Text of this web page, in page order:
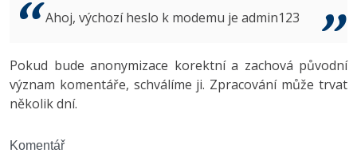
Copywriter
WordPress specialista
Algoritmy -41%
Umělá inteligence (AI) -10%
Windows
Fórum
Ahoj, výchozí heslo k modemu je admin123
Pokud bude anonymizace korektní a zachová původní
význam komentáře, schválíme ji. Zpracování může trvat
několik dní.
Komentář